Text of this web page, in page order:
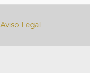
Aviso Legal